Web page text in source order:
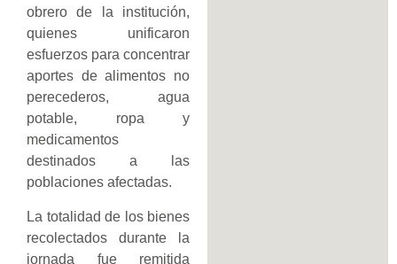
obrero de la institución,
quienes unificaron
esfuerzos para concentrar
aportes de alimentos no
perecederos, agua
potable, ropa y
medicamentos
destinados a las
poblaciones afectadas.
La totalidad de los bienes
recolectados durante la
jornada fue remitida